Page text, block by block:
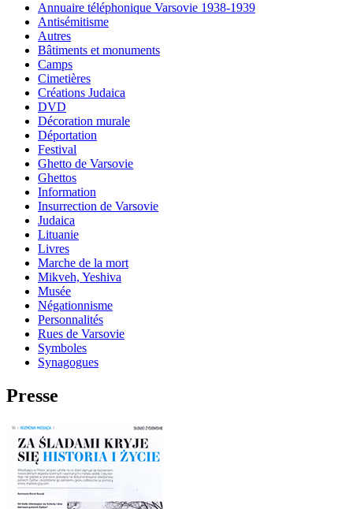
Annuaire téléphonique Varsovie 1938-1939
Antisémitisme
Autres
Bâtiments et monuments
Camps
Cimetières
Créations Judaica
DVD
Décoration murale
Déportation
Festival
Ghetto de Varsovie
Ghettos
Information
Insurrection de Varsovie
Judaica
Lituanie
Livres
Marche de la mort
Mikveh, Yeshiva
Musée
Négationnisme
Personnalités
Rues de Varsovie
Symboles
Synagogues
Presse